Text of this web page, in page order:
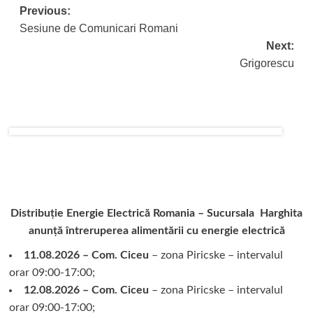
Post
navigation
Previous:
Sesiune de Comunicari Romani
Next:
Grigorescu
Distribuție Energie Electrică Romania – Sucursala Harghita
anunță întreruperea alimentării cu energie electrică
11.08.2026 – Com. Ciceu – zona Piricske – intervalul
orar 09:00-17:00;
12.08.2026 – Com. Ciceu – zona Piricske – intervalul
orar 09:00-17:00;